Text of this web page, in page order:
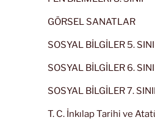
GÖRSEL SANATLAR
SOSYAL BİLGİLER 5.
SOSYAL BİLGİLER 6.
SOSYAL BİLGİLER 7.
T. C. İnkılap Tarihi ve